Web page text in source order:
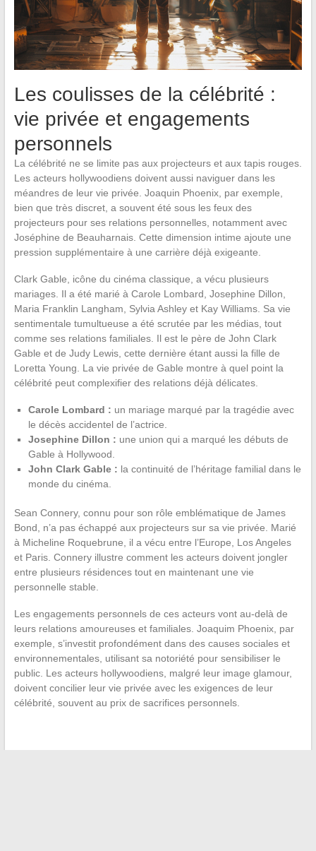
Les coulisses de la célébrité :
vie privée et engagements
personnels
La célébrité ne se limite pas aux projecteurs et aux tapis rouges.
Les acteurs hollywoodiens doivent aussi naviguer dans les
méandres de leur vie privée. Joaquin Phoenix, par exemple,
bien que très discret, a souvent été sous les feux des
projecteurs pour ses relations personnelles, notamment avec
Joséphine de Beauharnais. Cette dimension intime ajoute une
pression supplémentaire à une carrière déjà exigeante.
Clark Gable, icône du cinéma classique, a vécu plusieurs
mariages. Il a été marié à Carole Lombard, Josephine Dillon,
Maria Franklin Langham, Sylvia Ashley et Kay Williams. Sa vie
sentimentale tumultueuse a été scrutée par les médias, tout
comme ses relations familiales. Il est le père de John Clark
Gable et de Judy Lewis, cette dernière étant aussi la fille de
Loretta Young. La vie privée de Gable montre à quel point la
célébrité peut complexifier des relations déjà délicates.
Carole Lombard : un mariage marqué par la tragédie avec
le décès accidentel de l’actrice.
Josephine Dillon : une union qui a marqué les débuts de
Gable à Hollywood.
John Clark Gable : la continuité de l’héritage familial dans le
monde du cinéma.
Sean Connery, connu pour son rôle emblématique de James
Bond, n’a pas échappé aux projecteurs sur sa vie privée. Marié
à Micheline Roquebrune, il a vécu entre l’Europe, Los Angeles
et Paris. Connery illustre comment les acteurs doivent jongler
entre plusieurs résidences tout en maintenant une vie
personnelle stable.
Les engagements personnels de ces acteurs vont au-delà de
leurs relations amoureuses et familiales. Joaquim Phoenix, par
exemple, s’investit profondément dans des causes sociales et
environnementales, utilisant sa notoriété pour sensibiliser le
public. Les acteurs hollywoodiens, malgré leur image glamour,
doivent concilier leur vie privée avec les exigences de leur
célébrité, souvent au prix de sacrifices personnels.